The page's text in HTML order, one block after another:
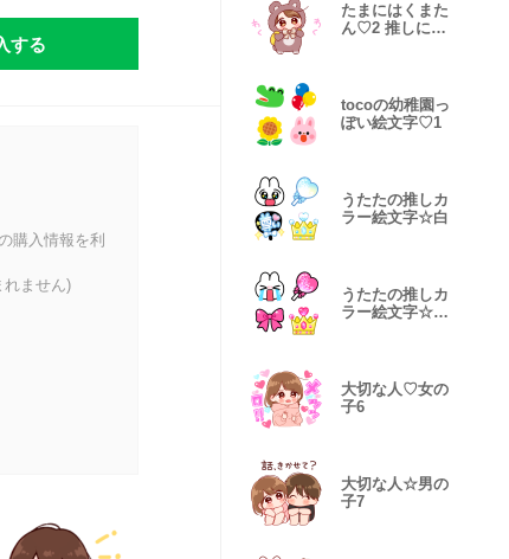
する
購入情報を利
れません)
たまにはくまた
ん♡2 推しに送
tocoの幼稚園っ
ぽい絵文字♡1
うたたの推しカ
ラー絵文字☆白
うたたの推しカ
ラー絵文字☆ピ
大切な人♡女の
子6
大切な人☆男の
子7